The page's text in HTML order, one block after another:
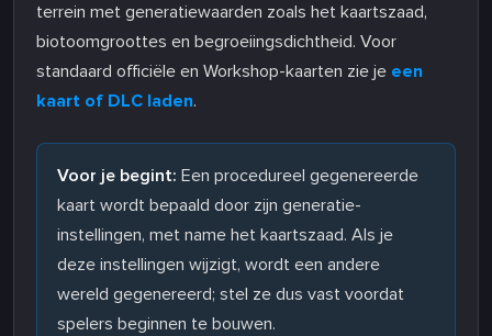
terrein met generatiewaarden zoals het kaartszaad,
biotoomgroottes en begroeiingsdichtheid. Voor
standaard officiële en Workshop-kaarten zie je een
kaart of DLC laden.
Voor je begint: Een procedureel gegenereerde
kaart wordt bepaald door zijn generatie-
instellingen, met name het kaartszaad. Als je
deze instellingen wijzigt, wordt een andere
wereld gegenereerd; stel ze dus vast voordat
spelers beginnen te bouwen.